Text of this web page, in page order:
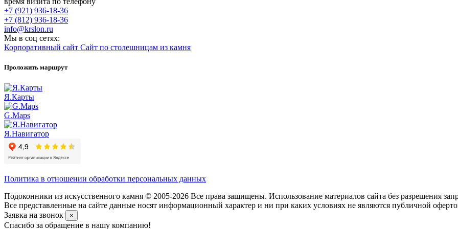
+7 (921) 936-18-36
+7 (812) 936-18-36
info@krslon.ru
Мы в соц сетях:
Корпоративный сайт Сайт по столешницам из камня
Проложить маршрут
Я.Карты
G.Maps
Я.Навигатор
Политика в отношении обработки персональных данных
Подоконники из искусственного камня © 2005-2026 Все права защищены. Использование материалов сайта без разрешения
Все представленные на сайте данные носят информационный характер и ни при каких условиях не являются публичной
Заявка на звонок
×
Спасибо за обращение в нашу компанию!